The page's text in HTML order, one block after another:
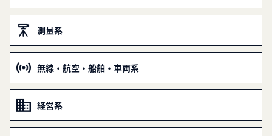
測量系
無線・航空・船舶・車両系
経営系